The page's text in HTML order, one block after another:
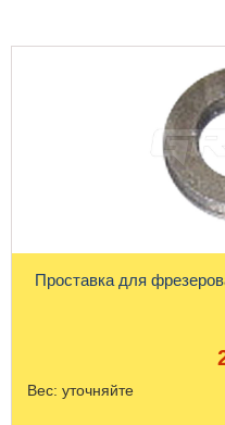
Проставка для
Вес: уточняйте